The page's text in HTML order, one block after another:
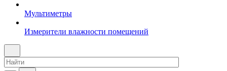
Мультиметры
Измерители влажности помещений